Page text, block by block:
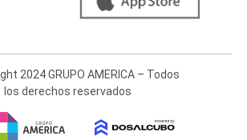
2024 GRUPO AMERICA – Todos
los derechos reservados